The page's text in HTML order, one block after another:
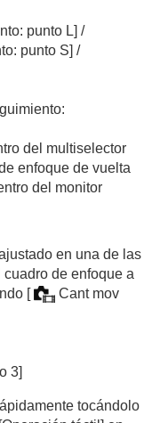
punto L] /
punto S] /
del multiselector
enfoque de vuelta
del monitor
en una de las
de enfoque a
[
Cant mov
3]
tocándolo